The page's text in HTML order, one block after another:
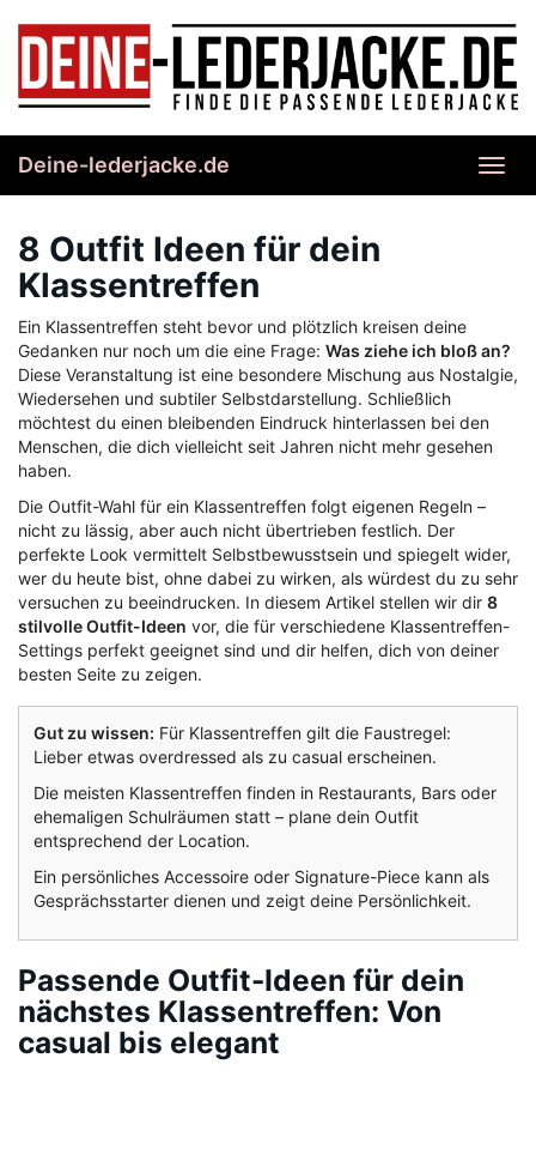
content
Deine-lederjacke.de
8 Outfit Ideen für dein
Klassentreffen
Ein Klassentreffen steht bevor und plötzlich kreisen deine
Gedanken nur noch um die eine Frage: Was ziehe ich bloß an?
Diese Veranstaltung ist eine besondere Mischung aus Nostalgie,
Wiedersehen und subtiler Selbstdarstellung. Schließlich
möchtest du einen bleibenden Eindruck hinterlassen bei den
Menschen, die dich vielleicht seit Jahren nicht mehr gesehen
haben.
Die Outfit-Wahl für ein Klassentreffen folgt eigenen Regeln –
nicht zu lässig, aber auch nicht übertrieben festlich. Der
perfekte Look vermittelt Selbstbewusstsein und spiegelt wider,
wer du heute bist, ohne dabei zu wirken, als würdest du zu sehr
versuchen zu beeindrucken. In diesem Artikel stellen wir dir 8
stilvolle Outfit-Ideen vor, die für verschiedene Klassentreffen-
Settings perfekt geeignet sind und dir helfen, dich von deiner
besten Seite zu zeigen.
Gut zu wissen: Für Klassentreffen gilt die Faustregel:
Lieber etwas overdressed als zu casual erscheinen.
Die meisten Klassentreffen finden in Restaurants, Bars oder
ehemaligen Schulräumen statt – plane dein Outfit
entsprechend der Location.
Ein persönliches Accessoire oder Signature-Piece kann als
Gesprächsstarter dienen und zeigt deine Persönlichkeit.
Passende Outfit-Ideen für dein
nächstes Klassentreffen: Von
casual bis elegant